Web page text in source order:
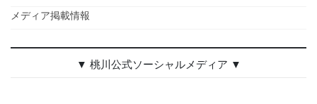
メディア掲載情報
▼ 桃川公式ソーシャルメディア ▼